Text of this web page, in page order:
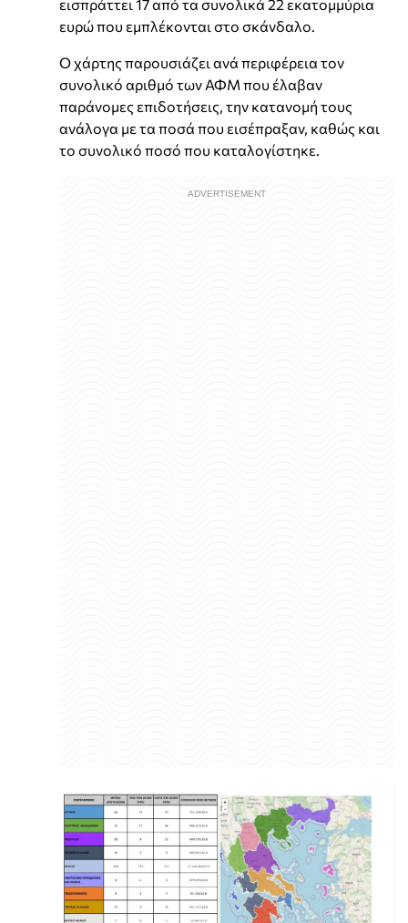
εισπράττει 17 από τα συνολικά 22 εκατομμύρια
ευρώ που εμπλέκονται στο σκάνδαλο.
Ο χάρτης παρουσιάζει ανά περιφέρεια τον
συνολικό αριθμό των ΑΦΜ που έλαβαν
παράνομες επιδοτήσεις, την κατανομή τους
ανάλογα με τα ποσά που εισέπραξαν, καθώς και
το συνολικό ποσό που καταλογίστηκε.